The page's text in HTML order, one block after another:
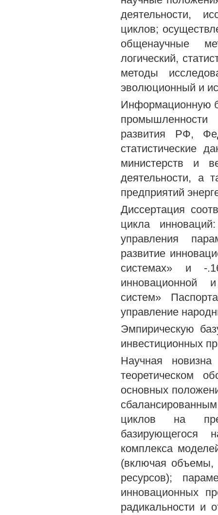
деятельности,
циклов;
общенаучные
логический,
методы
эволюционный и
Информационную
промышленности
развития РФ,
статистические
министерств и
деятельности, а
предприятий
Диссертация
цикла
управления
развитие
системах» и -
инновационной
систем»
управление
Эмпирическую
инвестиционных
Научная новизна
теоретическом
основных
циклов на
базирующегося
комплекса
(включая объемы,
ресурсов);
инновационных
радикальности и